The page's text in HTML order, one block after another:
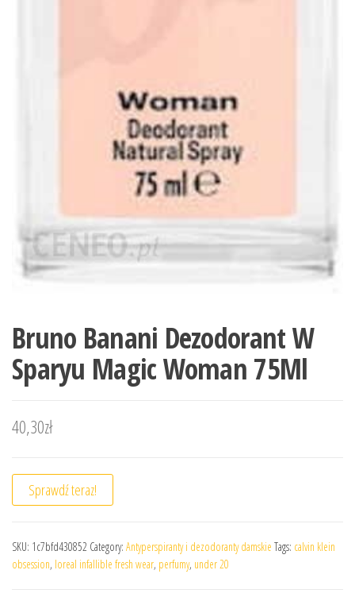
Bruno Banani Dezodorant W
Sparyu Magic Woman 75Ml
40,30zł
Sprawdź teraz!
SKU: 1c7bfd430852 Category: Antyperspiranty i dezodoranty damskie Tags: calvin klein
obsession, loreal infallible fresh wear, perfumy, under 20